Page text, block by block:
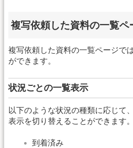
複写依頼した資料の一覧ペ
複写依頼した資料の一覧ページで
ができます。
状況ごとの一覧表示
以下のような状況の種類に応じて
表示を切り替えることができます。
到着済み